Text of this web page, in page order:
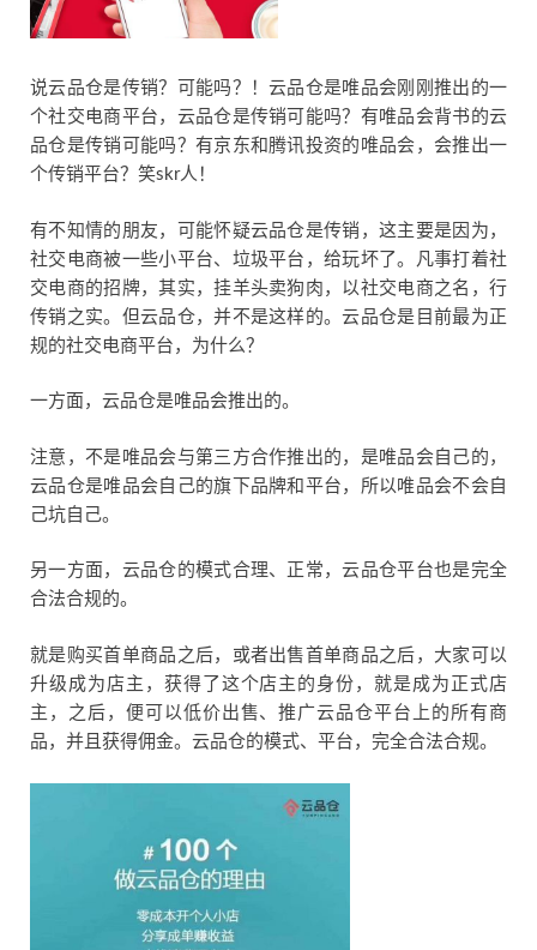
说云品仓是传销？可能吗？！云品仓是唯品会刚刚推出的一
个社交电商平台，云品仓是传销可能吗？有唯品会背书的云
品仓是传销可能吗？有京东和腾讯投资的唯品会，会推出一
个传销平台？笑skr人！
有不知情的朋友，可能怀疑云品仓是传销，这主要是因为，
社交电商被一些小平台、垃圾平台，给玩坏了。凡事打着社
交电商的招牌，其实，挂羊头卖狗肉，以社交电商之名，行
传销之实。但云品仓，并不是这样的。云品仓是目前最为正
规的社交电商平台，为什么？
一方面，云品仓是唯品会推出的。
注意，不是唯品会与第三方合作推出的，是唯品会自己的，
云品仓是唯品会自己的旗下品牌和平台，所以唯品会不会自
己坑自己。
另一方面，云品仓的模式合理、正常，云品仓平台也是完全
合法合规的。
就是购买首单商品之后，或者出售首单商品之后，大家可以
升级成为店主，获得了这个店主的身份，就是成为正式店
主，之后，便可以低价出售、推广云品仓平台上的所有商
品，并且获得佣金。云品仓的模式、平台，完全合法合规。